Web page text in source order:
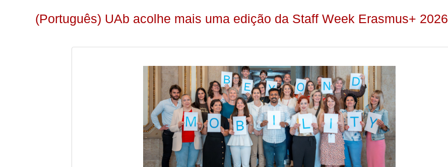
(Português) UAb acolhe mais uma edição da Staff Week Erasmus+ 2026